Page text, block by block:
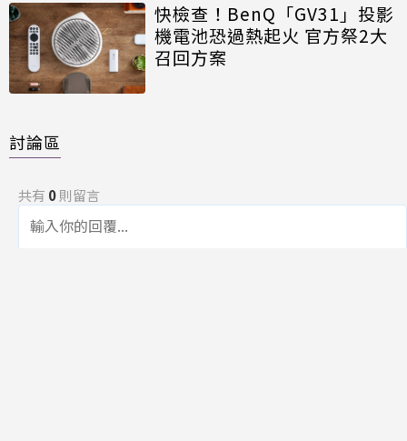
快檢查！BenQ「GV31」投影
機電池恐過熱起火 官方祭2大
召回方案
討論區
共有 0則留言